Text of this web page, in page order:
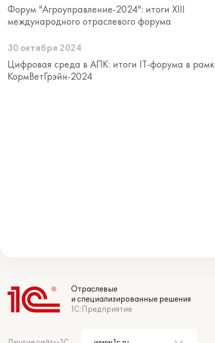
Форум "Агроуправление-2024": итоги XIII
международного отраслевого форума
30 октября 2024
Цифровая среда в АПК: итоги IT-форума в
КормВетГрэйн-2024
Отраслевые
и специализированные решения
1С:Предприятие